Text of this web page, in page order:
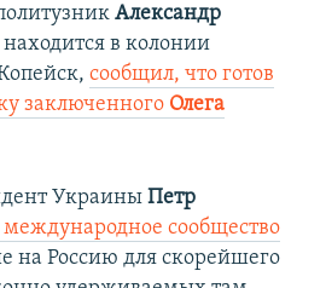
Александр
в колонии
сообщил, что готов
заключенного Олега
Украины Петр
международное сообщество
на Россию для скорейшего